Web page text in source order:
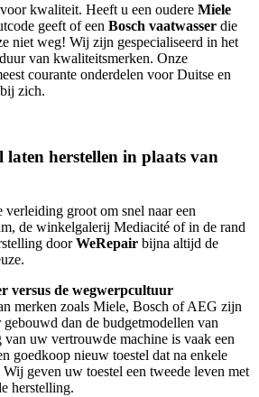
kwaliteit. Heeft u een oudere Miele
geeft of een Bosch vaatwasser die
niet weg! Wij zijn gespecialiseerd in het
van kwaliteitsmerken. Onze
courante onderdelen voor Duitse en
zich.
laten herstellen in plaats van
verleiding groot om snel naar een
de winkelgalerij Mediacité of in de rand
doorWeRepair bijna altijd de
versus de wegwerpcultuur
merken zoals Miele, Bosch of AEG zijn
gebouwd dan de budgetmodellen van
van uw vertrouwde machine is vaak een
goedkoop nieuw toestel dat na enkele
geven uw toestel een tweede leven met
herstelling.